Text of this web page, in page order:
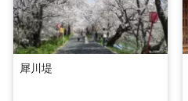
犀川堤